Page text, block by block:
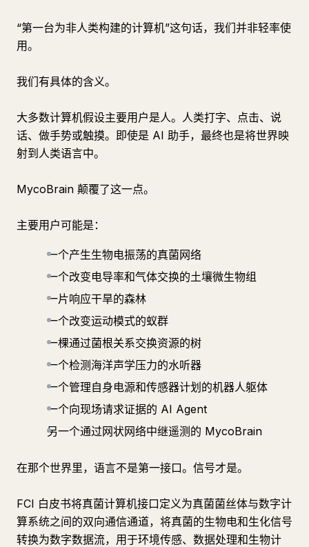
“第一台为非人类构建的计算机”这句话，我们并非轻率使
用。
我们有具体的含义。
大多数计算机假设主要用户是人。人类打字、点击、说
话、做手势或触摸。即使是 AI 助手，最终也是将世界映
射到人类语言中。
MycoBrain 颠覆了这一点。
主要用户可能是：
一个产生生物电振荡的真菌网络
一个改变电导率和气体交换的土壤微生物组
一片响应干旱的森林
一个改变运动模式的蚁群
一棵通过菌根关系交换资源的树
一个检测海洋声学压力的水听器
一个管理自身电源和传感器计划的机器人躯体
一个向现场请求证据的 AI Agent
另一个通过网状网络中继遥测的 MycoBrain
在那个世界里，语言不是第一接口。信号才是。
FCI 白皮书将真菌计算机接口定义为真菌菌丝体与数字计
算系统之间的双向通信通道，将真菌的生物电和生化信号
转换为数字数据流，用于环境传感、数据处理和生物计